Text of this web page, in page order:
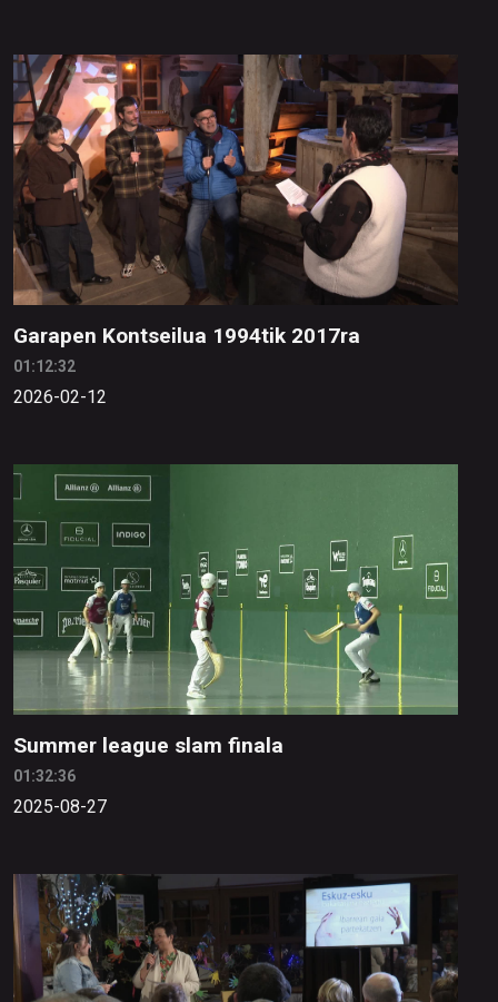
Garapen Kontseilua 1994tik 2017ra
01:12:32
2026-02-12
Summer league slam finala
01:32:36
2025-08-27